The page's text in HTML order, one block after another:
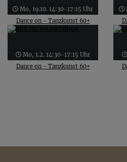
Mo, 19.10. 14:30-17:15 Uhr
Dance on - Tanzkunst 60+
Mo, 1.2. 14:30-17:15 Uhr
Dance on - Tanzkunst 60+